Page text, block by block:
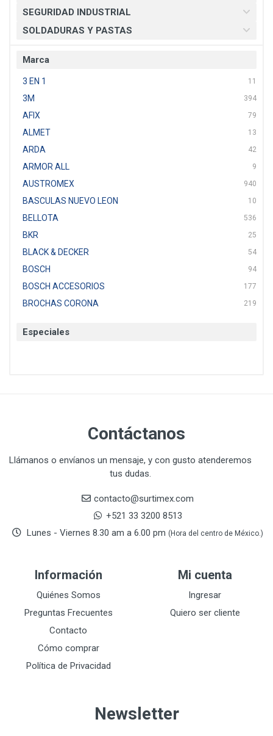
SEGURIDAD INDUSTRIAL
SOLDADURAS Y PASTAS
Marca
3 EN 1 11
3M 394
AFIX 79
ALMET 13
ARDA 42
ARMOR ALL 9
AUSTROMEX 940
BASCULAS NUEVO LEON 10
BELLOTA 536
BKR 25
BLACK & DECKER 54
BOSCH 94
BOSCH ACCESORIOS 177
BROCHAS CORONA 219
CAT
CRAFTSMAN 77
DEWALT ACCESORIOS
DEWALT HTA.MANUAL
DREMEL
E-Z WELD
EATON (COOPER-HARROW HARD)
EATON ROYER
Especiales
Contáctanos
Llámanos o envíanos un mensaje, y con gusto atenderemos
tus dudas.
contacto@surtimex.com
+521 33 3200 8513
Lunes - Viernes 8.30 am a 6.00 pm (Hora del centro de México.)
Información
Quiénes Somos
Preguntas Frecuentes
Contacto
Cómo comprar
Política de Privacidad
Mi cuenta
Ingresar
Quiero ser cliente
Newsletter